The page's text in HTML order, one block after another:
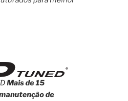
Mais de 15
de